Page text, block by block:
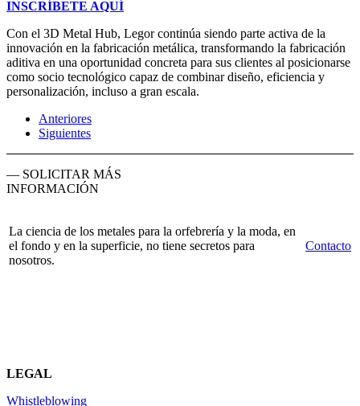
INSCRÍBETE AQUÍ
Con el 3D Metal Hub, Legor continúa siendo parte activa de la
innovación en la fabricación metálica, transformando la fabricación
aditiva en una oportunidad concreta para sus clientes al posicionarse
como socio tecnológico capaz de combinar diseño, eficiencia y
personalización, incluso a gran escala.
Anteriores
Siguientes
— SOLICITAR MÁS
INFORMACIÓN
La ciencia de los metales para la orfebrería y la moda, en
el fondo y en la superficie, no tiene secretos para
nosotros.
Contacto
LEGAL
Whistleblowing